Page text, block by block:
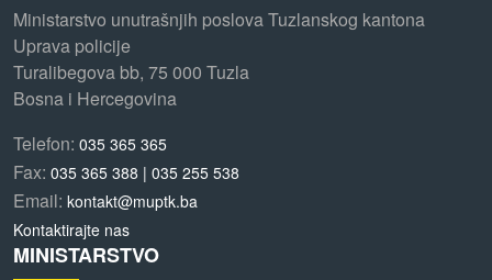
Ministarstvo unutrašnjih poslova Tuzlanskog kantona
Uprava policije
Turalibegova bb, 75 000 Tuzla
Bosna i Hercegovina
Telefon: 035 365 365
Fax: 035 365 388 | 035 255 538
Email: kontakt@muptk.ba
Kontaktirajte nas
MINISTARSTVO